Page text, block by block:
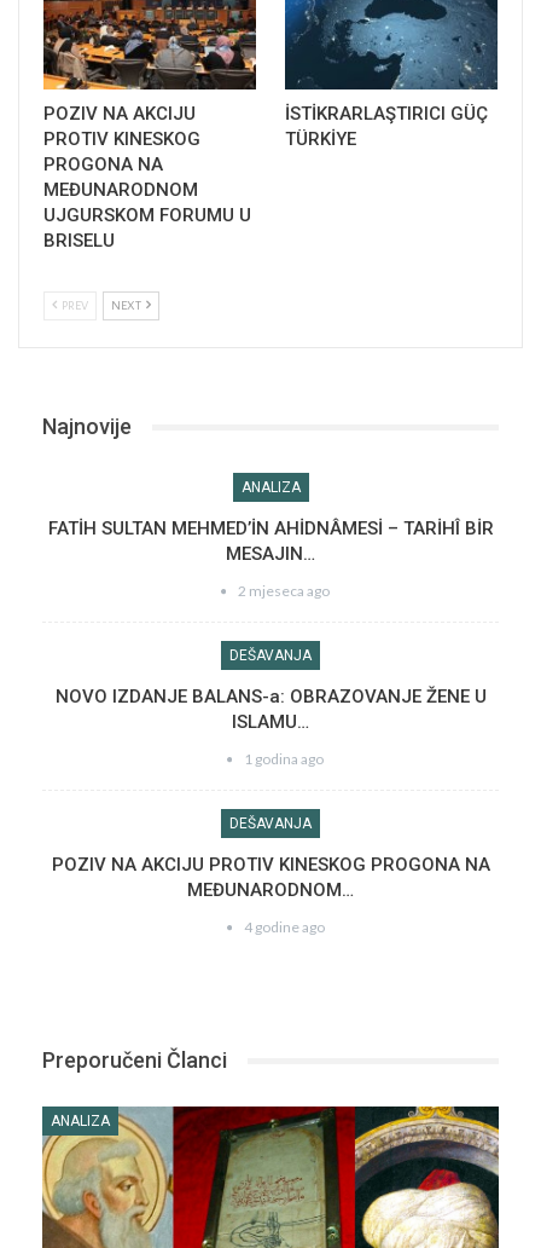
POZIV NA AKCIJU
PROTIV KINESKOG
PROGONA NA
MEĐUNARODNOM
UJGURSKOM FORUMU U
BRISELU
İSTİKRARLAŞTIRICI GÜÇ
TÜRKİYE
PREV NEXT
Najnovije
ANALIZA
FATİH SULTAN MEHMED’İN AHİDNÂMESİ – TARİHÎ BİR
MESAJIN…
2 mjeseca ago
DEŠAVANJA
NOVO IZDANJE BALANS-a: OBRAZOVANJE ŽENE U
ISLAMU…
1 godina ago
DEŠAVANJA
POZIV NA AKCIJU PROTIV KINESKOG PROGONA NA
MEĐUNARODNOM…
4 godine ago
Preporučeni Članci
ANALIZA